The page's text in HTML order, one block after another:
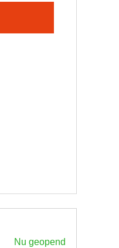
Nu geopend